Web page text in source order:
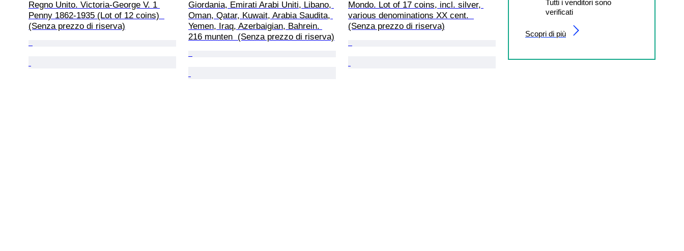
Tutti i venditori sono
verificati
Scopri di più
Regno Unito. Victoria-George V. 1
Penny 1862-1935 (Lot of 12 coins)
(Senza prezzo di riserva)
Giordania, Emirati Arabi Uniti, Libano,
Oman, Qatar, Kuwait, Arabia Saudita,
Yemen, Iraq, Azerbaigian, Bahrein.
216 munten  (Senza prezzo di riserva)
Mondo. Lot of 17 coins, incl. silver,
various denominations XX cent.
(Senza prezzo di riserva)